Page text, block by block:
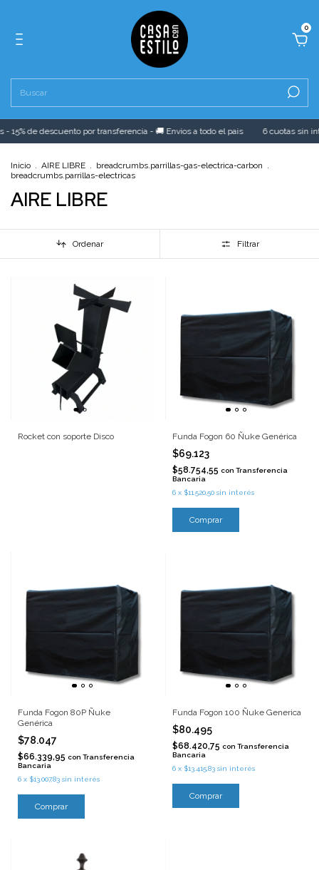
0
de descuento por transferencia - 🚚 Envios a todo el pais 6 cuotas sin interés
Inicio . AIRE LIBRE . breadcrumbs.parrillas-gas-electrica-carbon .
breadcrumbs.parrillas-electricas
AIRE LIBRE
Ordenar Filtrar
Rocket con soporte Disco Funda Fogon 60 Ñuke Genérica
$69.123
$58.754,55 con Transferencia
Bancaria
6 x $11.520,50 sin interés
Funda Fogon 80P Ñuke
Genérica
$78.047
$66.339,95 con Transferencia
Bancaria
6 x $13.007,83 sin interés
Funda Fogon 100 Ñuke Generica
$80.495
$68.420,75 con Transferencia
Bancaria
6 x $13.415,83 sin interés